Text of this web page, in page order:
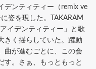
デンティティー（remix ve
姿を現した。TAKARAM
イデンティティー」と歌
きく揺らしていた。躍動
曲が進むごとに、この会
す。さぁ、もっともっと